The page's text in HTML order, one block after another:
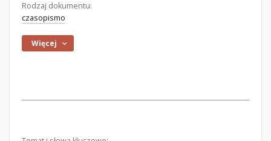
Rodzaj dokumentu:
czasopismo
Więcej